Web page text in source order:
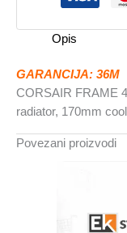
cooler430mm
GPU,
Black
količina
Opis
GARANCIJA: 36M
CORSAIR FRAME
radiator, 170mm
Povezani proizvodi